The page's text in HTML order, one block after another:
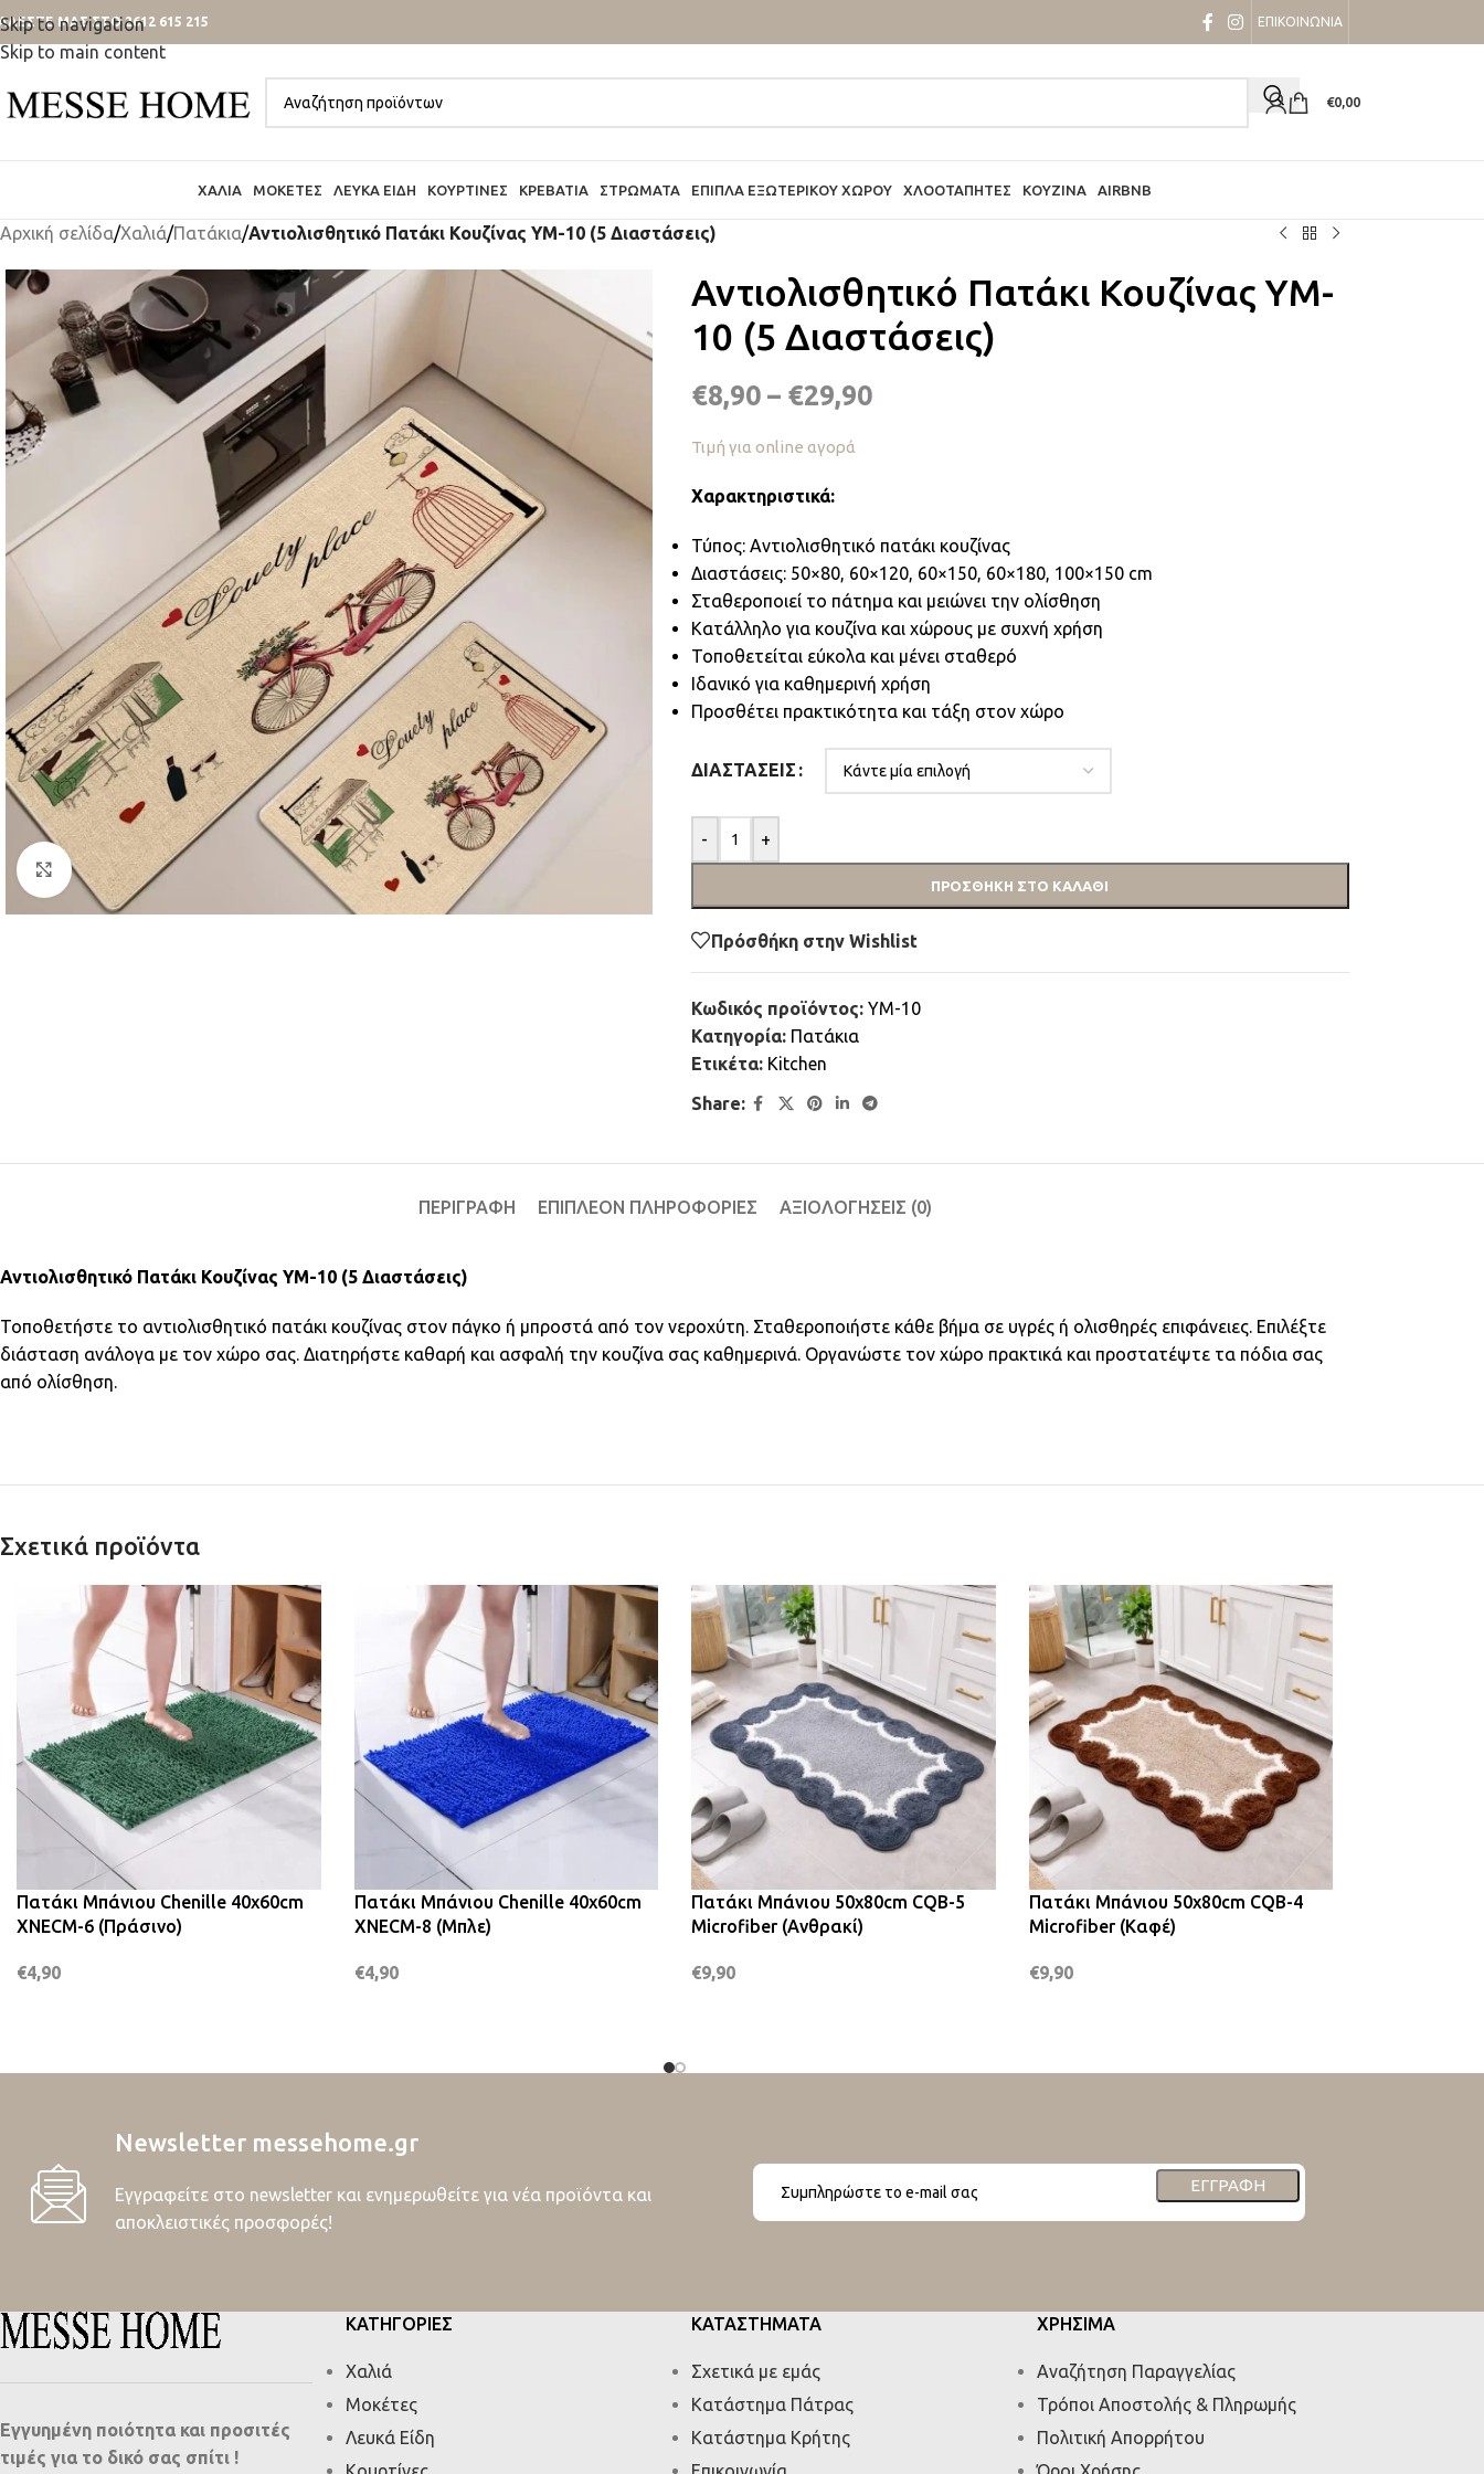
Skip to navigation
Skip to main content
ΜΑΣ ΣΤΟ 2612 615 215 ΕΠΙΚΟΙΝΩΝΙΑ
€0,00
ΧΑΛΙΆ ΜΟΚΈΤΕΣ ΛΕΥΚΆ ΕΊΔΗ ΚΟΥΡΤΊΝΕΣ ΚΡΕΒΆΤΙΑ ΣΤΡΏΜΑΤΑ ΈΠΙΠΛΑ ΕΞΩΤΕΡΙΚΟΎ ΧΏΡΟΥ ΧΛΟΟΤΆΠΗΤΕΣ ΚΟΥΖΊΝΑ AIRBNB
Αρχική σελίδα/Χαλιά/Πατάκια/Αντιολισθητικό Πατάκι Κουζίνας YM-10 (5 Διαστάσεις)
Κλικ για μεγέθυνση
Αντιολισθητικό Πατάκι Κουζίνας YM-
10 (5 Διαστάσεις)
€8,90 – €29,90
Τιμή για online αγορά
Χαρακτηριστικά:
Τύπος: Αντιολισθητικό πατάκι κουζίνας
Διαστάσεις: 50×80, 60×120, 60×150, 60×180, 100×150 cm
Σταθεροποιεί το πάτημα και μειώνει την ολίσθηση
Κατάλληλο για κουζίνα και χώρους με συχνή χρήση
Τοποθετείται εύκολα και μένει σταθερό
Ιδανικό για καθημερινή χρήση
Προσθέτει πρακτικότητα και τάξη στον χώρο
ΔΙΑΣΤΆΣΕΙΣ
- +
ΠΡΟΣΘΉΚΗ ΣΤΟ ΚΑΛΆΘΙ
Πρόσθήκη στην Wishlist
Κωδικός προϊόντος: YM-10
Κατηγορία: Πατάκια
Ετικέτα: Kitchen
Share:
ΠΕΡΙΓΡΑΦΉ ΕΠΙΠΛΈΟΝ ΠΛΗΡΟΦΟΡΊΕΣ ΑΞΙΟΛΟΓΉΣΕΙΣ (0)
Αντιολισθητικό Πατάκι Κουζίνας YM-10 (5 Διαστάσεις)
Τοποθετήστε το αντιολισθητικό πατάκι κουζίνας στον πάγκο ή μπροστά από τον νεροχύτη. Σταθεροποιήστε κάθε βήμα σε υγρές ή ολισθηρές επιφάνειες. Επιλέξτε
διάσταση ανάλογα με τον χώρο σας. Διατηρήστε καθαρή και ασφαλή την κουζίνα σας καθημερινά. Οργανώστε τον χώρο πρακτικά και προστατέψτε τα πόδια σας
από ολίσθηση.
Σχετικά προϊόντα
Πατάκι Μπάνιου Chenille 40x60cm
XNECM-6 (Πράσινο)
€4,90
Πατάκι Μπάνιου Chenille 40x60cm
XNECM-8 (Μπλε)
€4,90
Πατάκι Μπάνιου 50x80cm CQB-5
Microfiber (Ανθρακί)
€9,90
Πατάκι Μπάνιου 50x80cm CQB-4
Microfiber (Καφέ)
€9,90
Newsletter messehome.gr
Εγγραφείτε στο newsletter και ενημερωθείτε για νέα προϊόντα και
αποκλειστικές προσφορές!
ΕΓΓΡΑΦΉ
Εγγυημένη ποιότητα και προσιτές
τιμές για το δικό σας σπίτι !
ΚΑΤΗΓΟΡΙΕΣ
Χαλιά
Μοκέτες
Λευκά Είδη
ΚΑΤΑΣΤΗΜΑΤΑ
Σχετικά με εμάς
Κατάστημα Πάτρας
Κατάστημα Κρήτης
ΧΡΗΣΙΜΑ
Αναζήτηση Παραγγελίας
Τρόποι Αποστολής & Πληρωμής
Πολιτική Απορρήτου